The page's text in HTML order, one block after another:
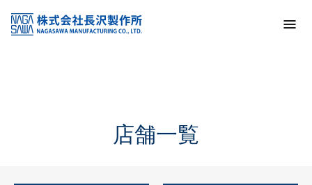
KSS加盟店・取扱店情報
店舗一覧
店舗一覧